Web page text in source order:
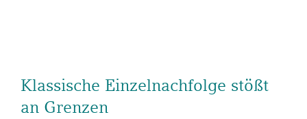
Klassische Einzelnachfolge stößt
an Grenzen